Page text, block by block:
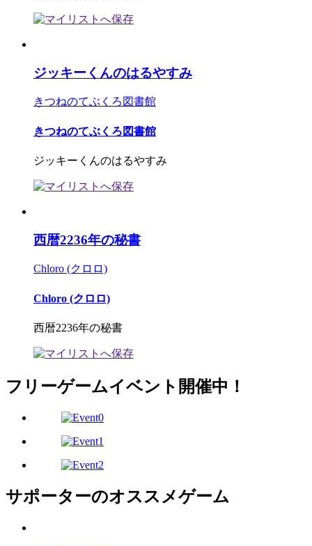
ジッキーくんのはるやすみ
きつねのてぶくろ図書館
きつねのてぶくろ図書館
ジッキーくんのはるやすみ
西暦2236年の秘書
Chloro (クロロ)
Chloro (クロロ)
西暦2236年の秘書
フリーゲームイベント開催中！
サポーターのオススメゲーム